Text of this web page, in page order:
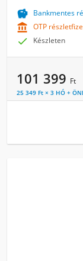
 Bankmentes
 OTP
 Készleten
101 399 Ft
25 349 Ft × 3 HÓ +